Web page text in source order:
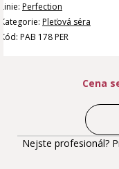
Linie: Perfection
Kategorie: Pleťová séra
Kód: PAB 178 PER
Cena
Nejste profesionál?